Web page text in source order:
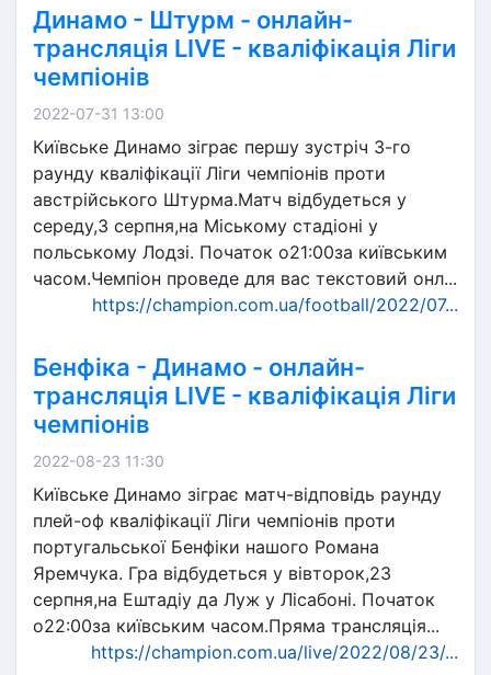
Динамо - Штурм - онлайн-
трансляція LIVE - кваліфікація Ліги
чемпіонів
2022-07-31 13:00
Київське Динамо зіграє першу зустріч 3-го
раунду кваліфікації Ліги чемпіонів проти
австрійського Штурма.Матч відбудеться у
середу,3 серпня,на Міському стадіоні у
польському Лодзі. Початок о21:00за київським
часом.Чемпіон проведе для вас текстовий онл...
https://champion.com.ua/football/2022/07...
Бенфіка - Динамо - онлайн-
трансляція LIVE - кваліфікація Ліги
чемпіонів
2022-08-23 11:30
Київське Динамо зіграє матч-відповідь раунду
плей-оф кваліфікації Ліги чемпіонів проти
португальської Бенфіки нашого Романа
Яремчука. Гра відбудеться у вівторок,23
серпня,на Ештадіу да Луж у Лісабоні. Початок
о22:00за київським часом.Пряма трансляція...
https://champion.com.ua/live/2022/08/23/...